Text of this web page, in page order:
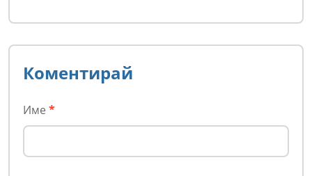
Коментирай
Име *